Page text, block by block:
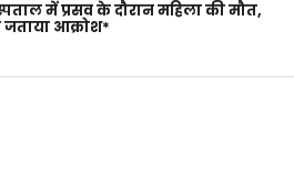
में प्रसव के दौरान महिला की मौत,
जताया आक्रोश*